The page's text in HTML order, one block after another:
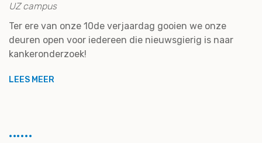
UZ campus
Ter ere van onze 10de verjaardag gooien we onze
deuren open voor iedereen die nieuwsgierig is naar
kankeronderzoek!
LEES MEER